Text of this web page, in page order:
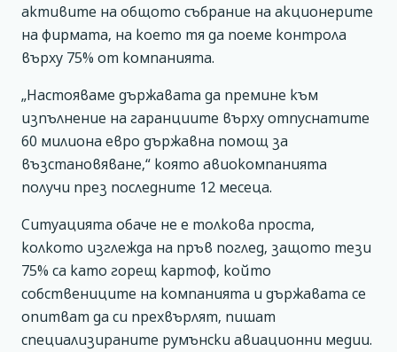
активите на общото събрание на акционерите
на фирмата, на което тя да поеме контрола
върху 75% от компанията.
„Настояваме държавата да премине към
изпълнение на гаранциите върху отпуснатите
60 милиона евро държавна помощ за
възстановяване,“ която авиокомпанията
получи през последните 12 месеца.
Ситуацията обаче не е толкова проста,
колкото изглежда на пръв поглед, защото тези
75% са като горещ картоф, който
собствениците на компанията и държавата се
опитват да си прехвърлят, пишат
специализираните румънски авиационни медии.